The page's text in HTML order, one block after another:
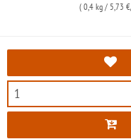
( 0,4 kg/ 5,73